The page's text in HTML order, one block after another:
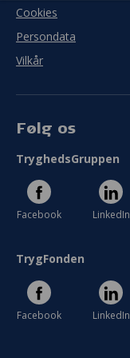
Cookies
Persondata
Vilkår
Følg os
TryghedsGruppen
Facebook LinkedIn
TrygFonden
Facebook LinkedIn